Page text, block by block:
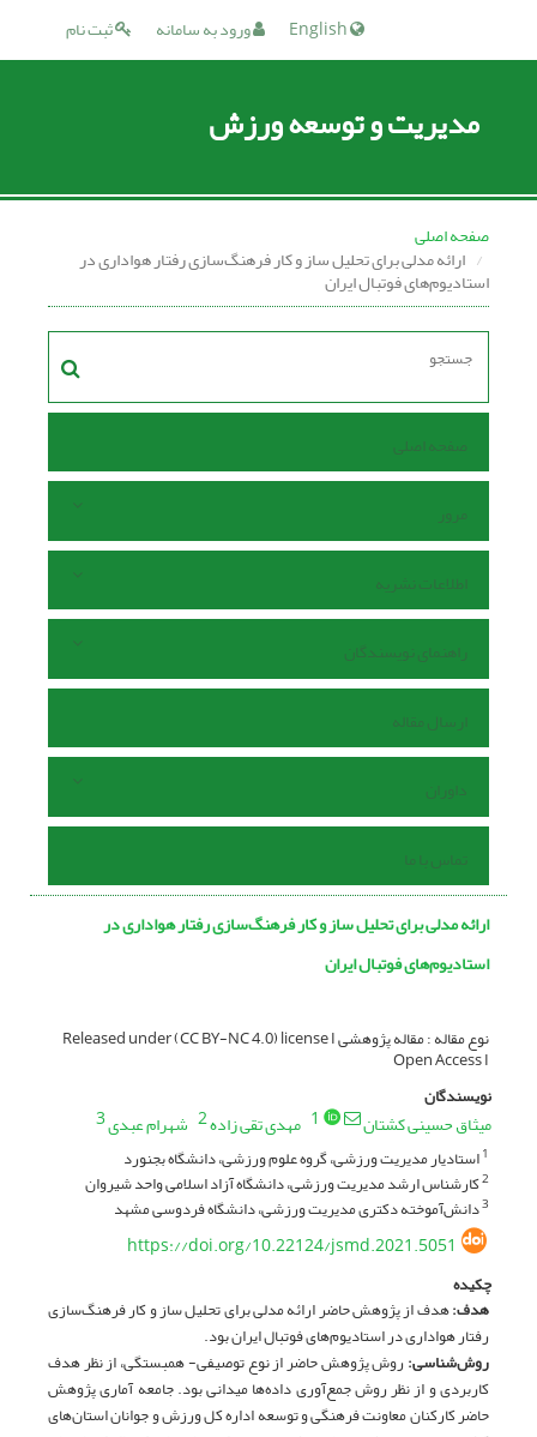
ثبت نام ورود به سامانه
مدیریت و توسعه ورزش
صفحه اصلی
ارائه مدلی برای تحلیل ساز و کار فرهنگ‌سازی رفتار هواداری در
استادیوم‌های فوتبال ایران
صفحه اصلی
مرور
اطلاعات نشریه
راهنمای نویسندگان
ارسال مقاله
داوران
تماس با ما
ارائه مدلی برای تحلیل ساز و کار فرهنگ‌سازی رفتار هواداری در
استادیوم‌های فوتبال ایران
نوع مقاله : مقاله پژوهشی Released under (CC BY-NC 4.0) license I
Open Access I
نویسندگان
میثاق حسینی کشتان 1 مهدی تقی زاده2 شهرام عبدی3
1استادیار مدیریت ورزشی، گروه علوم ورزشی، دانشگاه بجنورد
2کارشناس ارشد مدیریت ورزشی، دانشگاه آزاد اسلامی واحد شیروان
3دانش‌آموخته دکتری مدیریت ورزشی، دانشگاه فردوسی مشهد
https://doi.org/10.22124/jsmd.2021.5051
چکیده
هدف:هدف از پژوهش حاضر ارائه مدلی برای تحلیل ساز و کار فرهنگ‌سازی
رفتار هواداری در استادیوم­‌های فوتبال ایران بود.
روش‌شناسی: روش پژوهش حاضر از نوع توصیفی- همبستگی، از نظر هدف
کاربردی و از نظر روش جمع­‌آوری داده‌ها میدانی بود. جامعه آماری پژوهش
حاضر کارکنان معاونت فرهنگی و توسعه اداره کل ورزش و جوانان استان‌های